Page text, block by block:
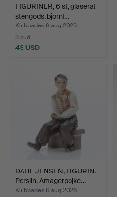
FIGURINER, 6 st, glaserat
stengods, björnf…
Klubbades 8 aug 2026
3 bud
43 USD
DAHL JENSEN, FIGURIN.
Porslin. Amagerpojke…
Klubbades 8 aug 2026